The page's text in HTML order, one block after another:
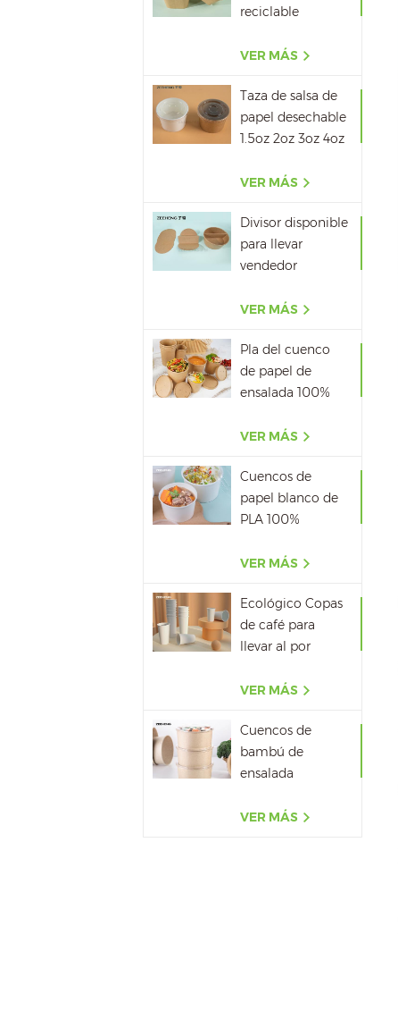
reciclable
VER MÁS
Taza de salsa de
papel desechable
1.5oz 2oz 3oz 4oz
VER MÁS
Divisor disponible
para llevar
vendedor
del cuenco de
VER MÁS
Pla del cuenco
de papel de
ensalada 100%
por mayor
VER MÁS
Cuencos de
papel blanco de
PLA 100%
con tapa
VER MÁS
Ecológico Copas
de café para
llevar al por
VER MÁS
Cuencos de
bambú de
ensalada
biodegradables
VER MÁS